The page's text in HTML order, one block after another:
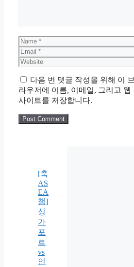
Name
Email
Website
다음 번 댓글 작성을 위해 이 브
라우저에 이름, 이메일, 그리고 웹
사이트를 저장합니다.
[축
AS
EA
챔]
싱
가
포
르
vs
인